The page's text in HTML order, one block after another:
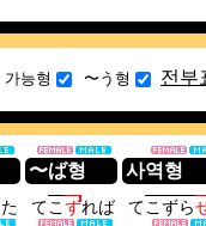
가능형 〜う형 전부
〜ば형 사역형
た てこ ずれば てこ ずら